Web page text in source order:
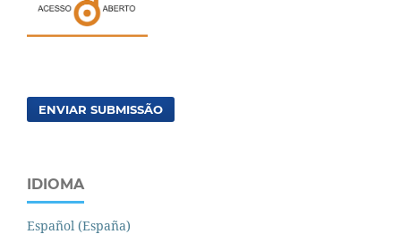
ENVIAR SUBMISSÃO
IDIOMA
Español (España)